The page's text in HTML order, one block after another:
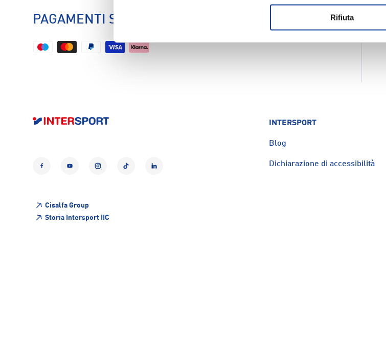
Rifiuta
PAGAMENTI SICURI
YouTubeInstagramTikTok LinkedIn
Cisalfa Group
Storia Intersport IIC
INTERSPORT
Blog
Dichiarazione di accessibilità